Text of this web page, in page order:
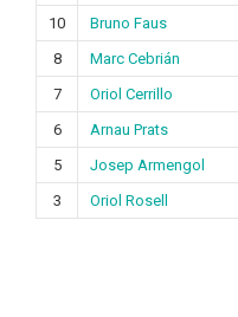
10
Bruno Faus
8
Marc Cebrián
7
Oriol Cerrillo
6
Arnau Prats
5
Josep Armengol
3
Oriol Rosell